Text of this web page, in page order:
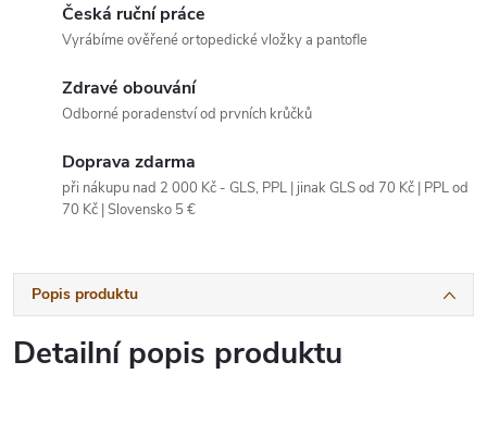
Česká ruční práce
Vyrábíme ověřené ortopedické vložky a pantofle
Zdravé obouvání
Odborné poradenství od prvních krůčků
Doprava zdarma
při nákupu nad 2 000 Kč - GLS, PPL | jinak GLS od 70 Kč | PPL od
70 Kč | Slovensko 5 €
Popis produktu
Detailní popis produktu